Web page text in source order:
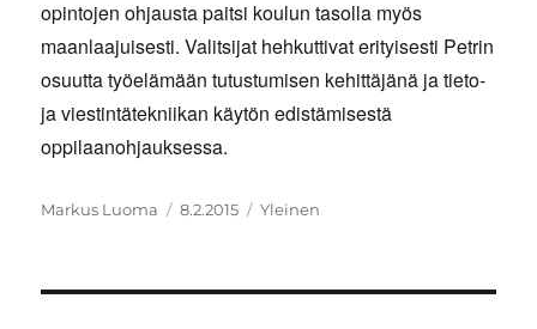
opintojen ohjausta paitsi koulun tasolla myös
maanlaajuisesti. Valitsijat hehkuttivat erityisesti Petrin
osuutta työelämään tutustumisen kehittäjänä ja tieto-
ja viestintätekniikan käytön edistämisestä
oppilaanohjauksessa.
Kirjoittaja
Markus Luoma Julkaistu
8.2.2015 Kategoriat
Yleinen